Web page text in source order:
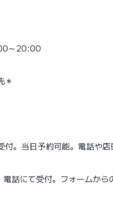
～20:00
＊
。当日予約可能。電話や
話にて受付。フォームから